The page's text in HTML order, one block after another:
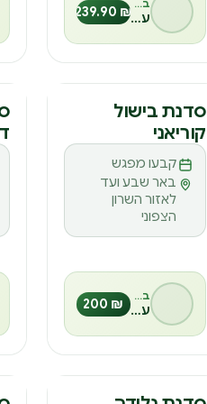
₪ 239.90
ס
סדנת בישול
קוריאני
קבעו מפגש
באר שבע ועד
לאזור השרון
הצפוני
₪ 200
סדנת גלידה